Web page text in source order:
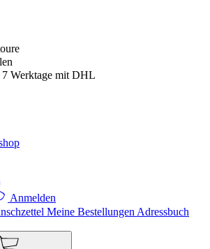
Werktage mit DHL
Anmelden
Meine Bestellungen Adressbuch